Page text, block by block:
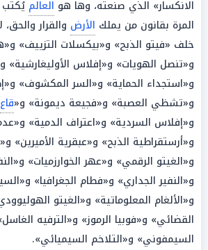
الانكسار» الذي صنعته، وها هو العالم
المرة بقانون من يملك الأرض والقرار
خلف «فيتو الذبح» و«بيكسلات التزييف»
و«تنصل الهويات» و«إفلاس الأوليغارشية»
و«استجداء الحماية» و«السر المكشوف»
و«تشظي العصبة» و«فجيعة ديمونة» و«قاع
و«إفلاس السردية» و«اعتراف الدمية»
و«أرستقراطية الذبح» و«عبقرية الأميرين»
و«الغيتو الرقمي» و«عهر الخوارزميات»
و«النفير الجداري» و«فطام الجغرافيا»
و«الألغام المعلوماتية» و«الغيتو
القضائي» و«فوبيا الرموز» و«الترفيه
السيمفوني» و«التلاخم السيميائي».